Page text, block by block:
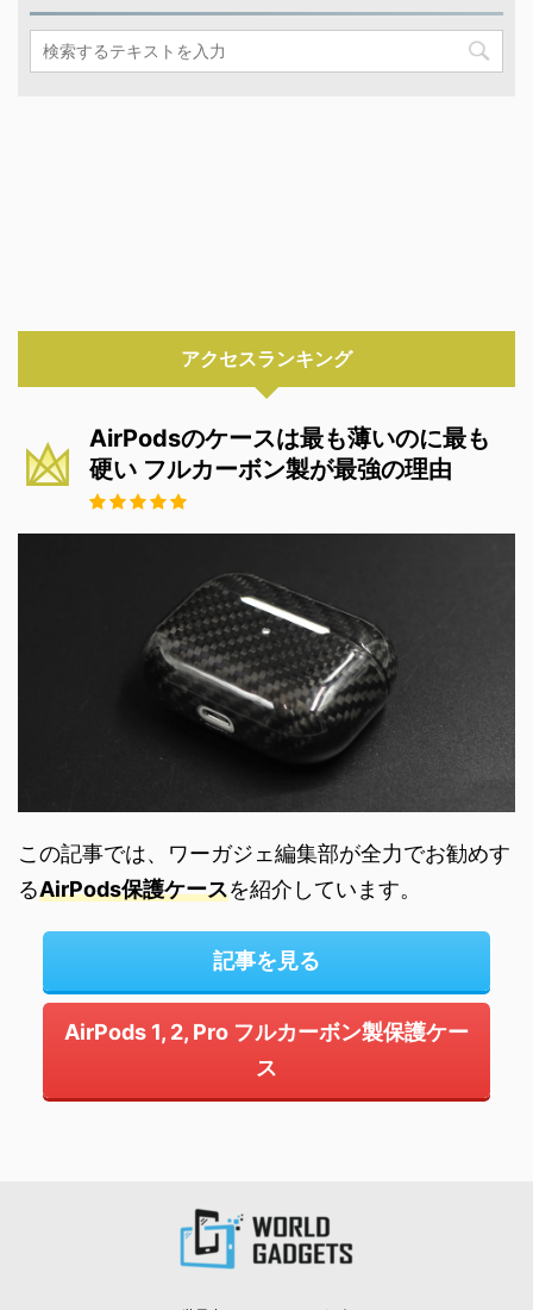
アクセスランキング
AirPodsのケースは最も薄いのに最も
硬い フルカーボン製が最強の理由
この記事では、ワーガジェ編集部が全力でお勧めす
るAirPods保護ケースを紹介しています。
記事を見る
AirPods 1, 2, Pro フルカーボン製保護ケー
ス